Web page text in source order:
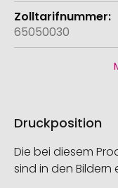
65050030
Druckposition
Die bei diesem
sind in den